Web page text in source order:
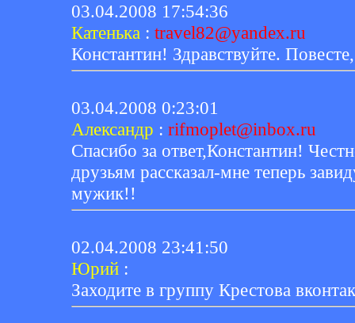
03.04.2008 17:54:36
Катенька : travel82@yandex.ru
Константин! Здравствуйте.
03.04.2008 0:23:01
Александр : rifmoplet@inbox.ru
Спасибо за ответ,Константин!
друзьям рассказал-мне теперь
мужик!!
02.04.2008 23:41:50
Юрий :
Заходите в группу Крестова